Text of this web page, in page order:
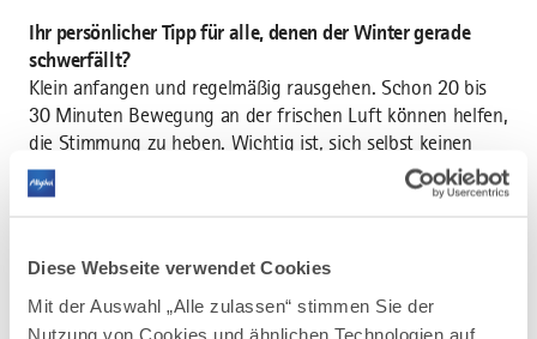
Diese Webseite verwendet Cookies
Mit der Auswahl „Alle zulassen“ stimmen Sie der
Nutzung von Cookies und ähnlichen Technologien auf
Ihr persönlicher Tipp für alle, denen der Winter gerade
schwerfällt?
Klein anfangen und regelmäßig rausgehen. Schon 20 bis
30 Minuten Bewegung an der frischen Luft können helfen,
die Stimmung zu heben. Wichtig ist, sich selbst keinen
Druck zu machen. Der Winter darf langsam sein.
Bewegung hilft, ihn trotzdem bewusst und mit mehr
Schritt für Schritt ins Winterglück
Im Allgäu finden Gäste viele Angebote, bei denen
Bewegung direkt an die frische Luft und ins Glück führt.